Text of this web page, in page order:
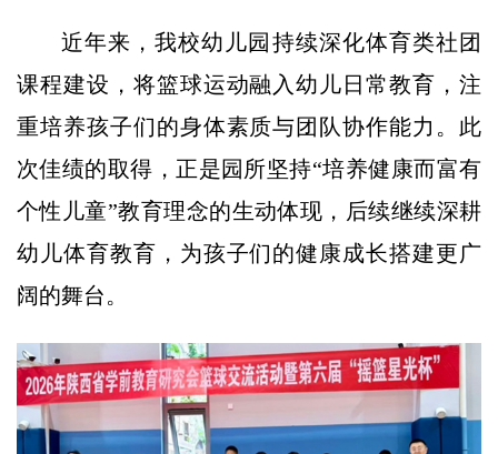
近年来，我校幼儿园持续深化体育类社团
课程建设，将篮球运动融入幼儿日常教育，注
重培养孩子们的身体素质与团队协作能力。此
次佳绩的取得，正是园所坚持“培养健康而富有
个性儿童”教育理念的生动体现，后续继续深耕
幼儿体育教育，为孩子们的健康成长搭建更广
阔的舞台。